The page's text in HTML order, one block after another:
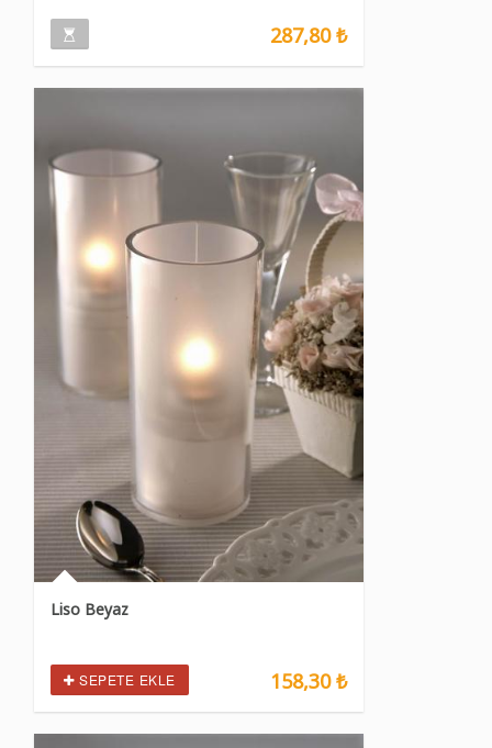
287,80 ₺
Liso Beyaz
SEPETE EKLE 158,30 ₺